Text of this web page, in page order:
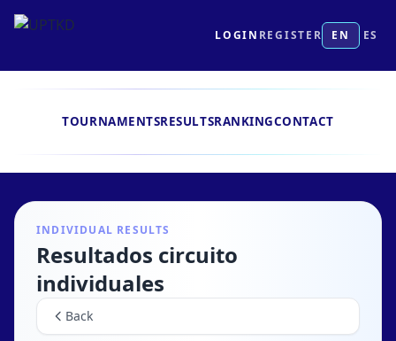
LOGIN REGISTER EN ES
TOURNAMENTSRESULTSRANKINGCONTACT
INDIVIDUAL RESULTS
Resultados circuito
individuales
Back